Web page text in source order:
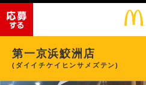
第一京浜鮫洲店
(ダイイチケイヒンサメズテン)